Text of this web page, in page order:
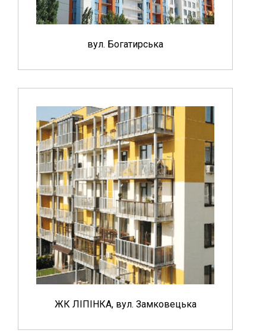
вул. Богатирська
ЖК ЛІПІНКА, вул. Замковецька